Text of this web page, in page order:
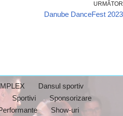
URMĂTOR
Danube DanceFest 2023
Dansul sportiv
Sportivi
Sponsorizare
Show-uri